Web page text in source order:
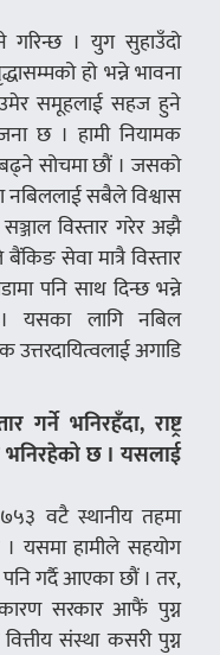
गरिन्छ । युग सुहाउँदो
हो भन्ने भावना
समूहलाई सहज हुने
छ । हामी नियामक
सोचमा छौं । जसको
सबैले विश्वास
विस्तार गरेर अझै
सेवा मात्रै विस्तार
पनि साथ दिन्छ भन्ने
यसका लागि नबिल
अगाडि
भनिरहँदा, राष्ट्र
छ । यसलाई
७५३ वटै स्थानीय तहमा
यसमा हामीले सहयोग
पनि गर्दै आएका छौं । तर,
कारण सरकार आफैं पुग्न
संस्था कसरी पुग्न